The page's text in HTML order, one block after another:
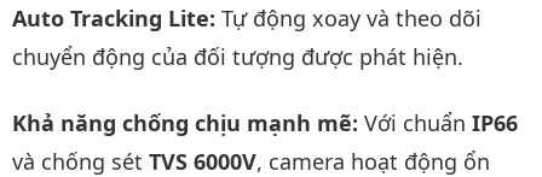
Auto Tracking Lite: Tự động xoay và theo dõi
chuyển động của đối tượng được phát hiện.
Khả năng chống chịu mạnh mẽ: Với chuẩn IP66
và chống sét TVS 6000V, camera hoạt động ổn